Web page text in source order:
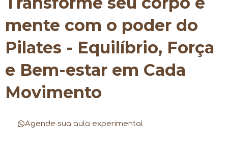
mente com o poder do
Pilates - Equilíbrio, Força
e Bem-estar em Cada
Movimento
Agende sua aula experimental